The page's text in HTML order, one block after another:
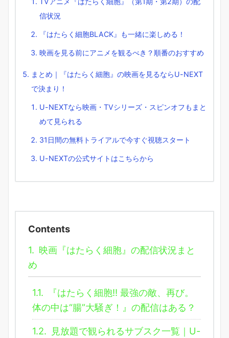
信状況
『はたらく細胞BLACK』も一緒に楽しめる！
映画を見る前にアニメを観るべき？順番のおすすめ
まとめ｜『はたらく細胞』の映画を見るならU-NEXT
で決まり！
U-NEXTなら映画・TVシリーズ・スピンオフもまと
めて見られる
31日間の無料トライアルで今すぐ視聴スタート
U-NEXTの公式サイトはこちらから
Contents
1. 映画『はたらく細胞』の配信状況まと
め
1.1.
『はたらく細胞!! 最強の敵、再び。
体の中は“腸”大騒ぎ！』の配信はある？
1.2. 見放題で観られるサブスク一覧｜U-